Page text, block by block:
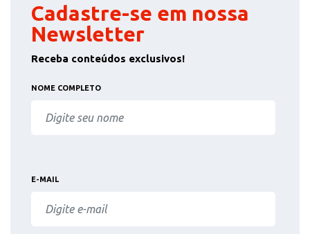
Cadastre-se em nossa
Newsletter
Receba conteúdos exclusivos!
NOME COMPLETO
E-MAIL